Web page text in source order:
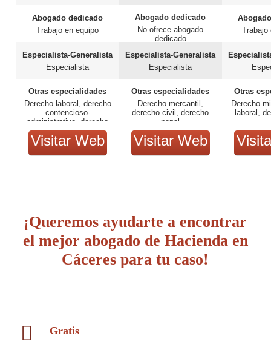
Abogado dedicado
Trabajo en equipo
Especialista-Generalista
Especialista
Otras especialidades
Derecho laboral, derecho
contencioso-
administrativo, derecho
mercantil
Visitar Web
Abogado dedicado
No ofrece abogado
dedicado
Especialista-Generalista
Especialista
Otras especialidades
Derecho mercantil,
derecho civil, derecho
penal
Visitar Web
Trabajo
Otras
Derecho
laboral,
¡Queremos ayudarte a encontrar
el mejor abogado de Hacienda en
Cáceres para tu caso!
Gratis